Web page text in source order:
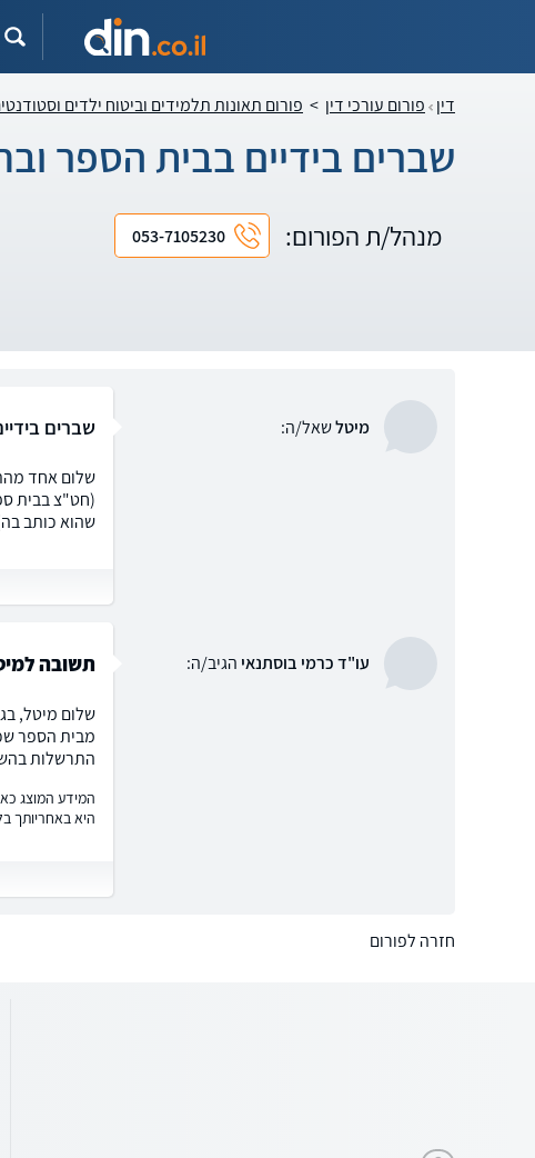
דין פורום עורכי דין > פורום תאונות תלמידים וביטוח ילדים
שברים בידיים בבית הספר
מנהל/ת הפורום: 053-7105230
מיטלשאל/ה: שברים
שלום אחד
(חט"צ בבית
שהוא כותב
עו"ד כרמי בוסתנאי הגיב/ה: תשובה
מבית הספר
התרשלות
המידע המוצג
היא באחריותך
חזרה לפורום